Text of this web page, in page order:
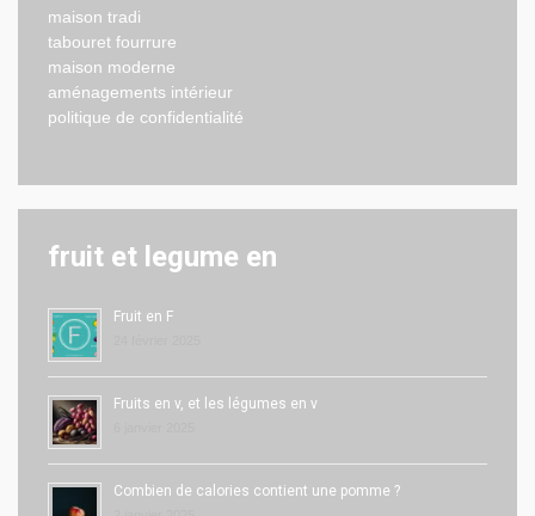
maison tradi
tabouret fourrure
maison moderne
aménagements intérieur
politique de confidentialité
fruit et legume en
Fruit en F
Fruits en v, et les légumes en v
Combien de calories contient une pomme ?